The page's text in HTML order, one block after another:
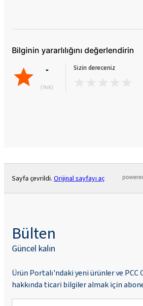
Bilginin yararlılığını değerlendirin
-
(Yok)
Sizin dereceniz
Sayfa çevrildi. Orijinal sayfayı aç
Bülten
Güncel kalın
Ürün Portalı'ndaki yeni ürünler ve PCC
hakkında ticari bilgiler almak için